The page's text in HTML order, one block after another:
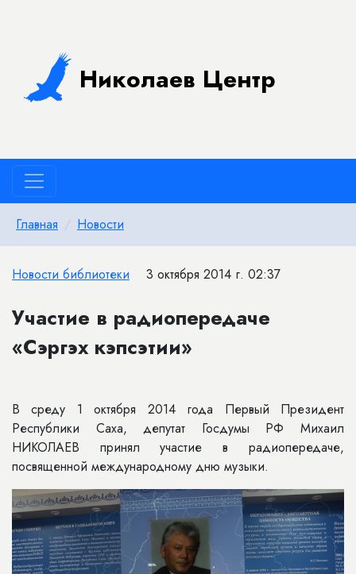
Николаев Центр
Главная Новости
Новости библиотеки 3 октября 2014 г. 02:37
Участие в радиопередаче
«Сэргэх кэпсэтии»
В среду 1 октября 2014 года Первый Президент
Республики Саха, депутат Госдумы РФ Михаил
НИКОЛАЕВ принял участие в радиопередаче,
посвященной международному дню музыки.